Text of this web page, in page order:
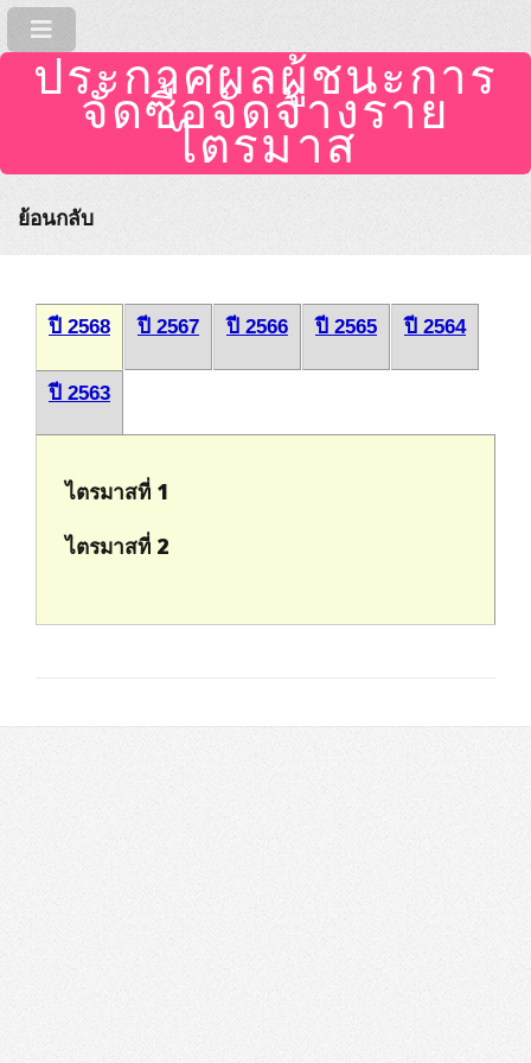
ประกาศผลผู้ชนะการ
จัดซื้อจัดจ้างราย
ไตรมาส
ย้อนกลับ
ปี 2568 ปี 2567 ปี 2566 ปี 2565 ปี 2564
ปี 2563
ไตรมาสที่ 1
ไตรมาสที่ 2